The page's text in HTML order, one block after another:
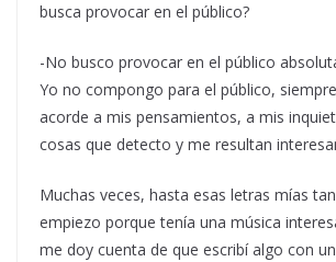
busca provocar en el público?
-No busco provocar en el público
Yo no compongo para el público,
acorde a mis pensamientos, a mis
cosas que detecto y me resultan
Muchas veces, hasta esas letras mías
empiezo porque tenía una música
me doy cuenta de que escribí algo con